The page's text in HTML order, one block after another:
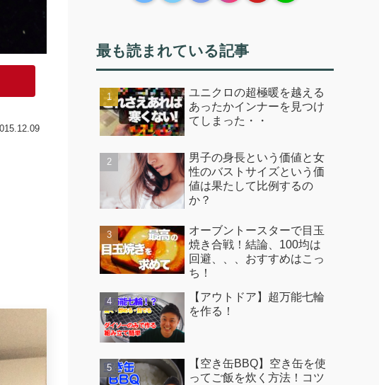
最も読まれている記事
ユニクロの超極暖を越える
あったかインナーを見つけ
てしまった・・
男子の身長という価値と女
性のバストサイズという価
値は果たして比例するの
か？
オーブントースターで目玉
焼き合戦！結論、100均は
回避、、、おすすめはこっ
ち！
【アウトドア】超万能七輪
を作る！
【空き缶BBQ】空き缶を使
ってご飯を炊く方法！コツ